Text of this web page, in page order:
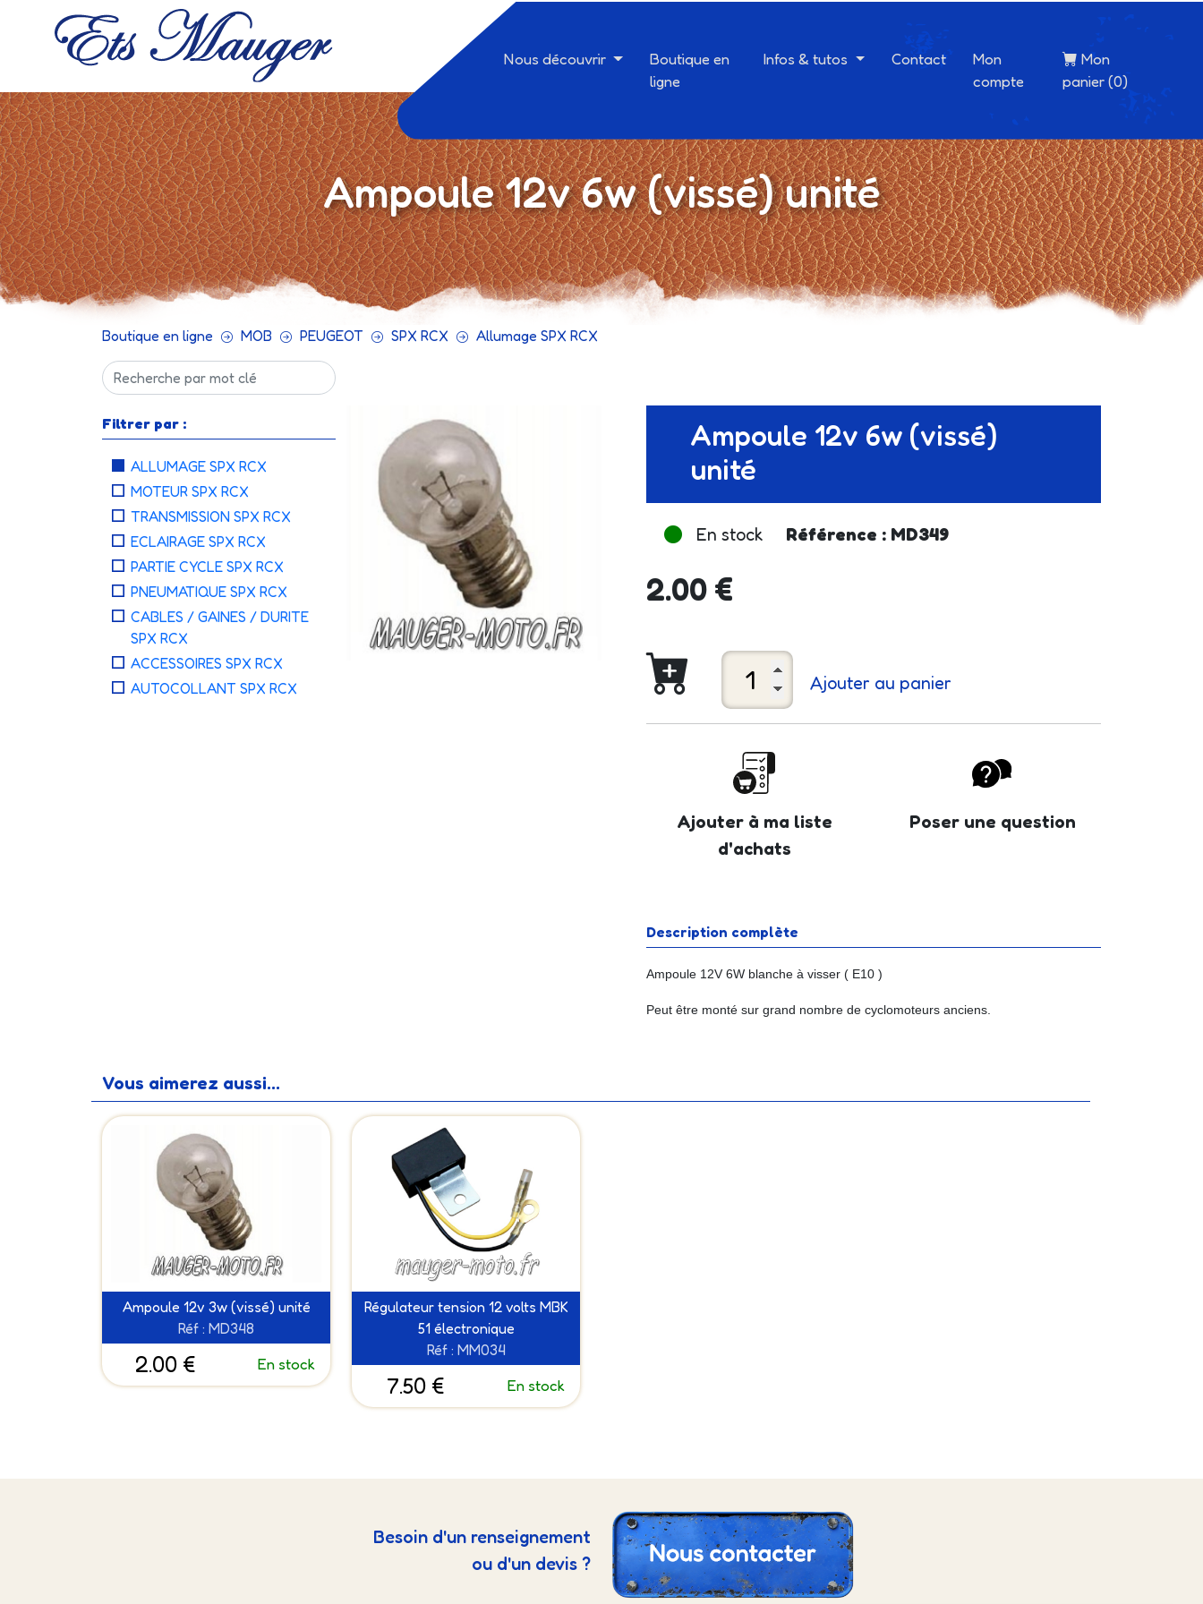
Nous découvrir
Boutique en
ligne
Infos & tutos Contact
Mon
compte
Mon
panier (0)
Ampoule 12v 6w (vissé) unité
Boutique en ligne MOB PEUGEOT SPX RCX Allumage SPX RCX
Filtrer par :
ALLUMAGE SPX RCX
MOTEUR SPX RCX
TRANSMISSION SPX RCX
ECLAIRAGE SPX RCX
PARTIE CYCLE SPX RCX
PNEUMATIQUE SPX RCX
CABLES / GAINES / DURITE
SPX RCX
ACCESSOIRES SPX RCX
AUTOCOLLANT SPX RCX
Ampoule 12v 6w (vissé)
unité
En stock Référence : MD349
2.00 €
Ajouter au panier
Ajouter à ma liste
d'achats
Poser une question
Description complète
Ampoule 12V 6W blanche à visser ( E10 )
Peut être monté sur grand nombre de cyclomoteurs anciens.
Vous aimerez aussi...
Ampoule 12v 3w (vissé) unité
Réf : MD348
2.00 € En stock
Régulateur tension 12 volts MBK
51 électronique
Réf : MM034
7.50 € En stock
Besoin d'un renseignement
ou d'un devis ?